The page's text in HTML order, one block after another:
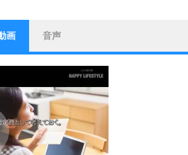
ス対策
比べない。
のこと、他人を見ない。
しない人になる30の方法
考
ィブになれない原因は、行動しないから。
ブ思考になる30の方法
画 音声